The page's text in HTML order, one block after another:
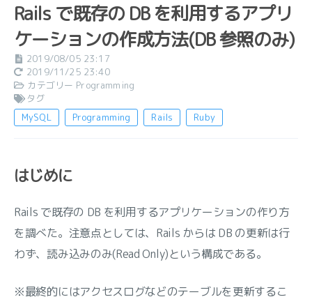
Rails で既存の DB を利用するアプリ
ケーションの作成方法(DB 参照のみ)
2019/08/05 23:17
2019/11/25 23:40
カテゴリー Programming
タグ
MySQL
Programming Rails Ruby
はじめに
Rails で既存の DB を利用するアプリケーションの作り方
を調べた。注意点としては、Rails からは DB の更新は行
わず、読み込みのみ(Read Only)という構成である。
※最終的にはアクセスログなどのテーブルを更新するこ